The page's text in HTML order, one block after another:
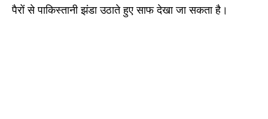
पैरों से पाकिस्तानी झंडा उठाते हुए साफ देखा जा सकता है।